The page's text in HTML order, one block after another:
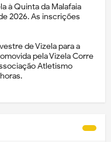
à Quinta da Malafaia
2026. As inscrições
de Vizela para a
pela Vizela Corre
Atletismo